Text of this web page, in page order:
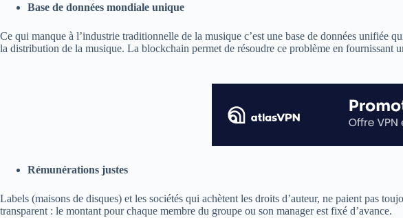
Base de données mondiale unique
Ce qui manque à l’industrie traditionnelle de la musique c’est une base de données unifiée
la distribution de la musique. La blockchain permet de résoudre ce problème en fournissant
Rémunérations justes
Labels (maisons de disques) et les sociétés qui achètent les droits d’auteur, ne paient pas
transparent : le montant pour chaque membre du groupe ou son manager est fixé d’avance.